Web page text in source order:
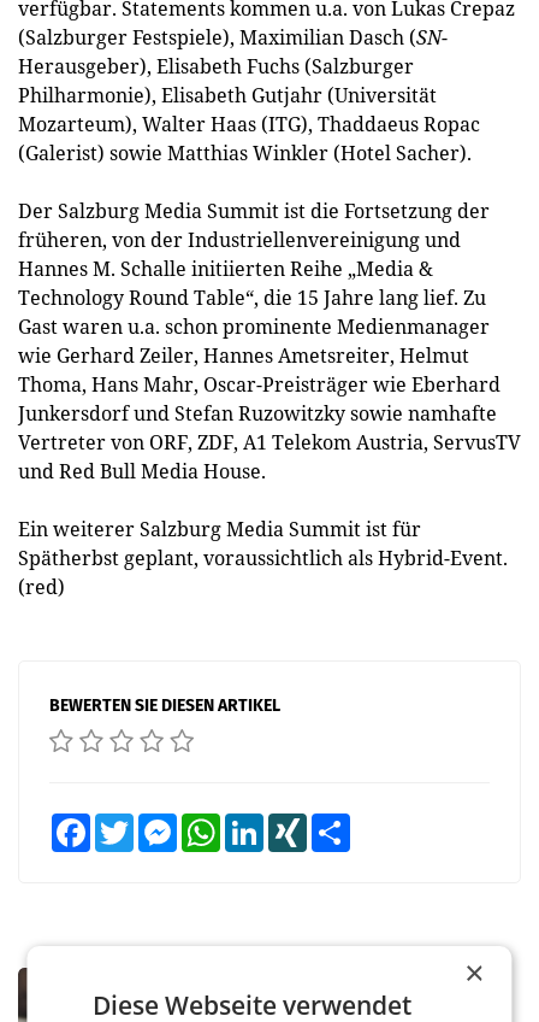
verfügbar. Statements kommen u.a. von Lukas Crepaz
(Salzburger Festspiele), Maximilian Dasch (SN-
Herausgeber), Elisabeth Fuchs (Salzburger
Philharmonie), Elisabeth Gutjahr (Universität
Mozarteum), Walter Haas (ITG), Thaddaeus Ropac
(Galerist) sowie Matthias Winkler (Hotel Sacher).
Der Salzburg Media Summit ist die Fortsetzung der
früheren, von der Industriellenvereinigung und
Hannes M. Schalle initiierten Reihe „Media &
Technology Round Table“, die 15 Jahre lang lief. Zu
Gast waren u.a. schon prominente Medienmanager
wie Gerhard Zeiler, Hannes Ametsreiter, Helmut
Thoma, Hans Mahr, Oscar-Preisträger wie Eberhard
Junkersdorf und Stefan Ruzowitzky sowie namhafte
Vertreter von ORF, ZDF, A1 Telekom Austria, ServusTV
und Red Bull Media House.
Ein weiterer Salzburg Media Summit ist für
Spätherbst geplant, voraussichtlich als Hybrid-Event.
(red)
BEWERTEN SIE DIESEN ARTIKEL
FacebookTwitter MessengerWhatsAppLinkedInXING
ORF weist Berichte über Abschaltung
×
Diese Webseite verwendet